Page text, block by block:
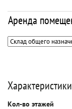
Аренда
Кол-во этажей